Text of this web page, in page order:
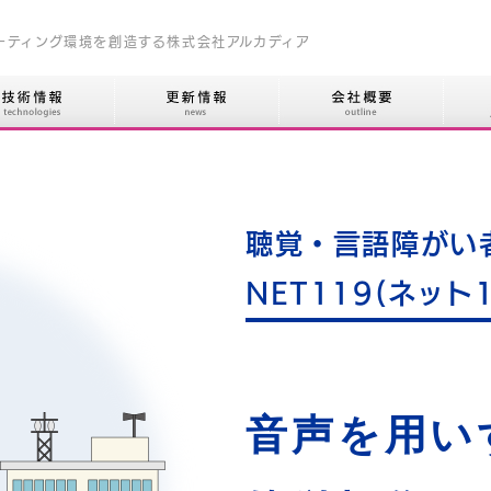
ティング環境を創造する株式会社アルカディア
聴覚・言語障がい
NET119(ネッ
音声を用い